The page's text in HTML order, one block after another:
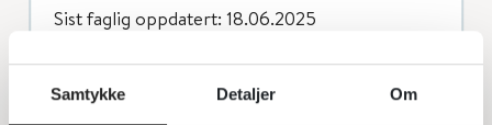
Samtykke Detaljer Om
Sist faglig oppdatert: 18.06.2025
Tics og Tourettes syndrom er omtalt i
Norsk barne- og ungdomspsykiatrisk